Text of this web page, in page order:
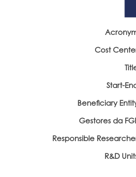
Cost
Start-
Beneficiary
Gestores da
Responsible
R&D